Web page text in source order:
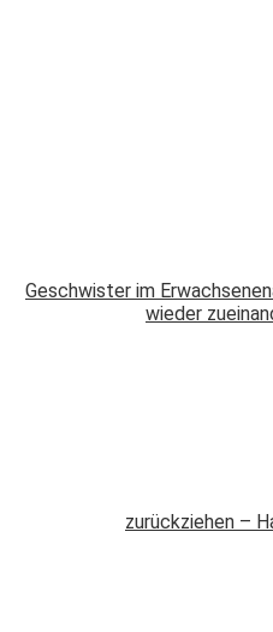
Geschwister im
wieder
zurückziehen –